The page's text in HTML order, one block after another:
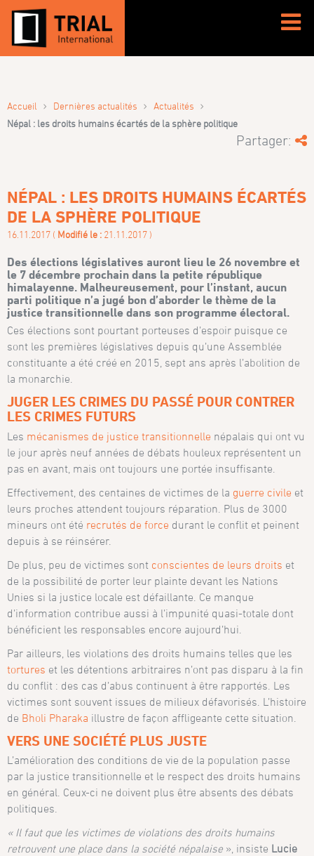
Accueil › Dernières actualités › Actualités ›
Népal : les droits humains écartés de la sphère politique
Partager:
NÉPAL : LES DROITS HUMAINS ÉCARTÉS
DE LA SPHÈRE POLITIQUE
16.11.2017 ( Modifié le : 21.11.2017 )
Des élections législatives auront lieu le 26 novembre et
le 7 décembre prochain dans la petite république
himalayenne. Malheureusement, pour l’instant, aucun
parti politique n’a jugé bon d’aborder le thème de la
justice transitionnelle dans son programme électoral.
Ces élections sont pourtant porteuses d’espoir puisque ce
sont les premières législatives depuis qu’une Assemblée
constituante a été créé en 2015, sept ans après l’abolition de
la monarchie.
JUGER LES CRIMES DU PASSÉ POUR CONTRER
LES CRIMES FUTURS
Les mécanismes de justice transitionnelle népalais qui ont vu
le jour après neuf années de débats houleux représentent un
pas en avant, mais ont toujours une portée insuffisante.
Effectivement, des centaines de victimes de la guerre civile et
leurs proches attendent toujours réparation. Plus de 3000
mineurs ont été recrutés de force durant le conflit et peinent
depuis à se réinsérer.
De plus, peu de victimes sont conscientes de leurs droits et
de la possibilité de porter leur plainte devant les Nations
Unies si la justice locale est défaillante. Ce manque
d’information contribue aussi à l’impunité quasi-totale dont
bénéficient les responsables encore aujourd’hui.
Par ailleurs, les violations des droits humains telles que les
tortures et les détentions arbitraires n’ont pas disparu à la fin
du conflit : des cas d’abus continuent à être rapportés. Les
victimes sont souvent issues de milieux défavorisés. L’histoire
de Bholi Pharaka illustre de façon affligeante cette situation.
VERS UNE SOCIÉTÉ PLUS JUSTE
L’amélioration des conditions de vie de la population passe
par la justice transitionnelle et le respect des droits humains
en général. Ceux-ci ne doivent plus être absents des débats
politiques.
« Il faut que les victimes de violations des droits humains
retrouvent une place dans la société népalaise », insiste Lucie